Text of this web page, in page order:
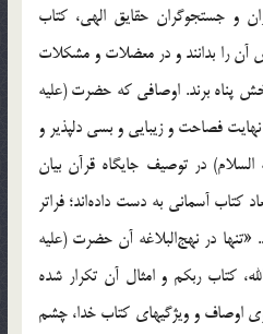
و جستجوگران‌ حقايق‌ الهي‌، كتاب‌
آن‌ را بدانند و در معضلات‌ و مشكلات‌
پناه‌ برند. اوصافي‌ كه‌ حضرت‌ (علیه
فصاحت‌ و زيبايي‌ و بسي‌ دلپذير و
در توصيف‌ جايگاه‌ قرآن‌ بيان‌
كتاب‌ آسماني‌ به‌ دست‌ داده‌اند؛ فراتر
در نهج‌البلاغه‌ آن‌ حضرت‌ (علیه
الله‌، كتاب‌ ربكم‌ و امثال‌ آن‌ تكرار شده‌
اوصاف‌ و ويژگيهاي‌ كتاب‌ خدا، چشم‌